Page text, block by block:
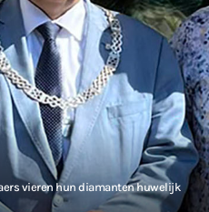
vieren hun diamanten huwelijk